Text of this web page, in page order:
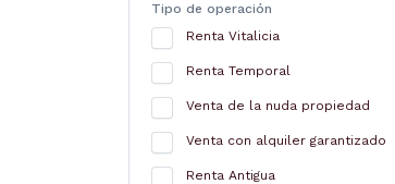
Tipo de operación
Renta Vitalicia
Renta Temporal
Venta de la nuda propiedad
Venta con alquiler garantizado
Renta Antigua